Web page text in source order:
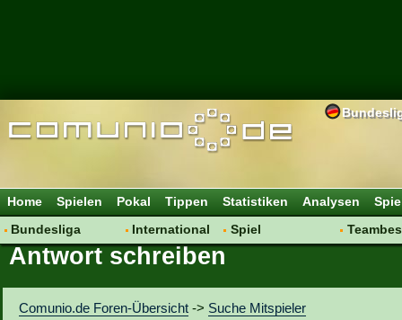
Home Spielen Pokal Tippen Statistiken Analysen
Bundesliga
Hot News
Spielanalyse
International
Vereine
Spiel
Antwort schreiben
Comunio.de Foren-Übersicht -> Suche Mitspieler